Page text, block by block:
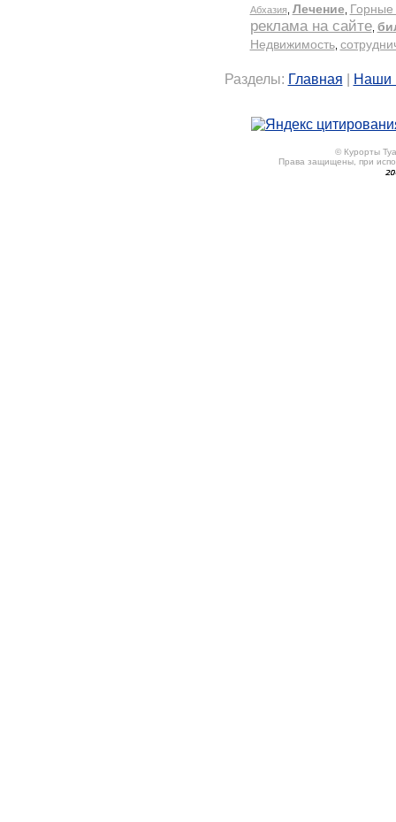
Разделы: Главная Наши
© Курорты
Права защищены, при